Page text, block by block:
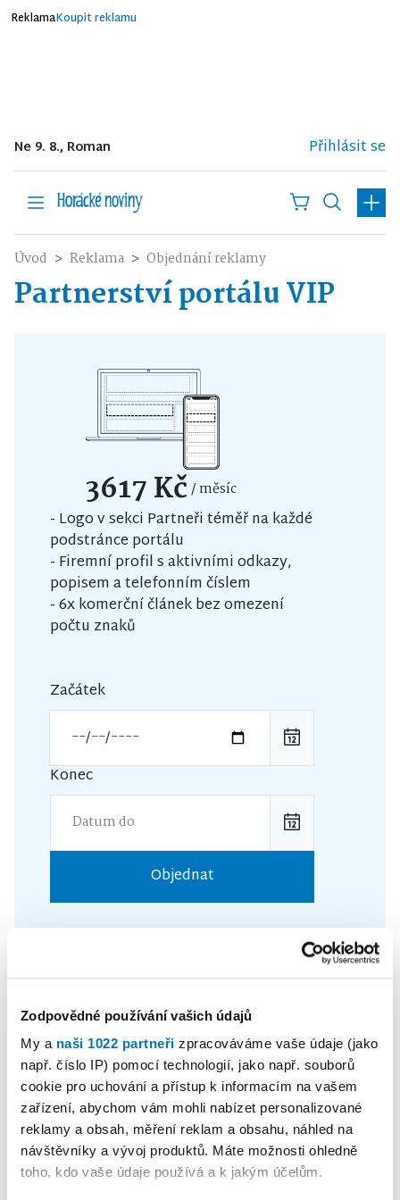
Zodpovědné používání vašich údajů
My a naši 1022 partneři zpracováváme vaše údaje (jako
např. číslo IP) pomocí technologií, jako např. souborů
cookie pro uchování a přístup k informacím na vašem
zařízení, abychom vám mohli nabízet personalizované
reklamy a obsah, měření reklam a obsahu, náhled na
návštěvníky a vývoj produktů. Máte možnosti ohledně
toho, kdo vaše údaje používá a k jakým účelům.
ReklamaKoupit reklamu
Ne 9. 8., Roman Přihlásit se
Úvod Reklama Objednání reklamy
Partnerství portálu VIP
3617 Kč / měsíc
- Logo v sekci Partneři téměř na každé
podstránce portálu
- Firemní profil s aktivními odkazy,
popisem a telefonním číslem
- 6x komerční článek bez omezení
počtu znaků
Začátek
Konec
Objednat
ReklamaKoupit reklamu